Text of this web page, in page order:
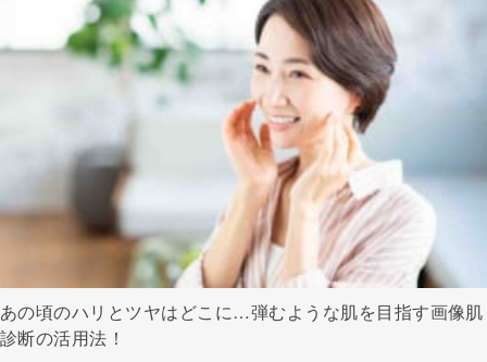
あの頃のハリとツヤはどこに…弾むような肌を目指す画像肌
診断の活用法！